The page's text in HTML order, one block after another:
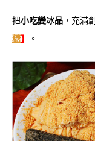
把小吃變冰品 ，充滿
糖】 。